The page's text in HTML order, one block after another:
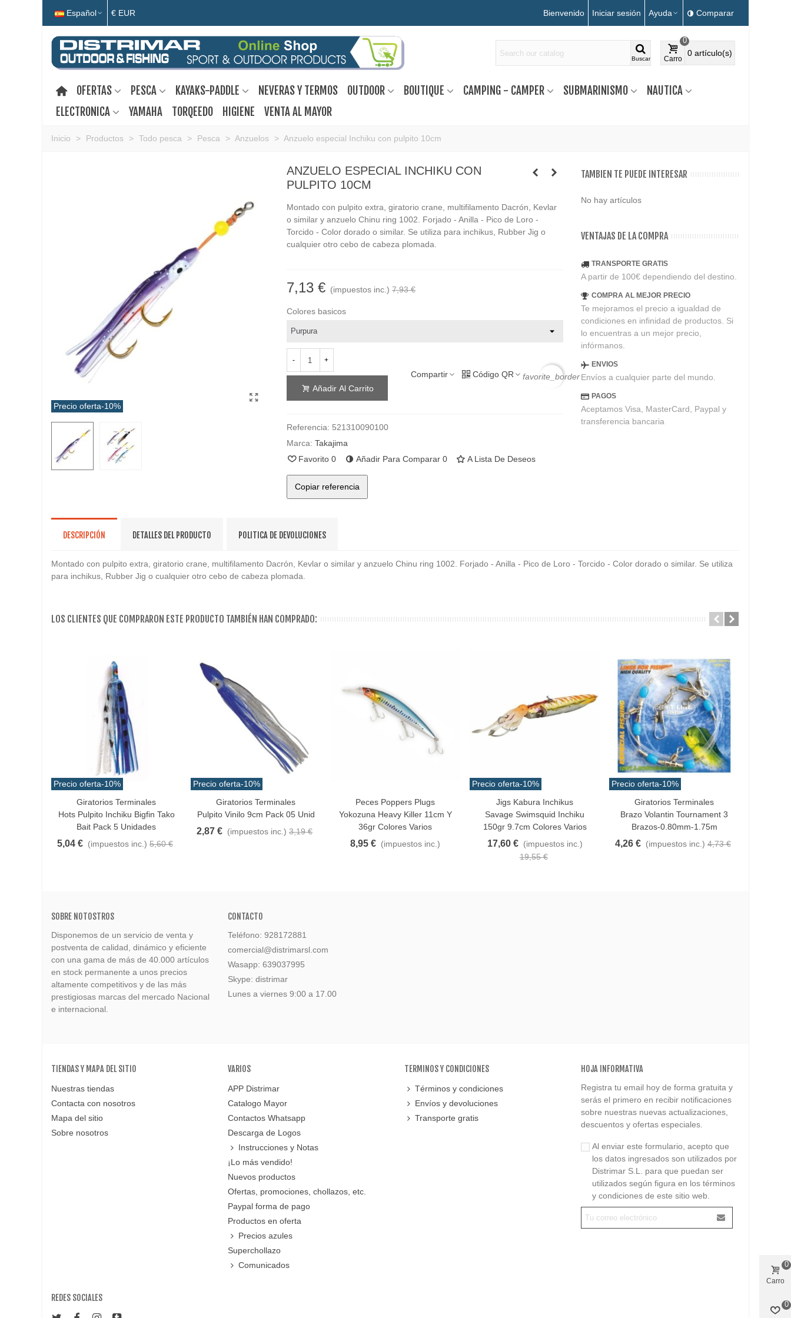
Español € EUR Bienvenido Iniciar sesión Ayuda Comparar
Buscar Carro
0
0 artículo(s)
OFERTAS PESCA KAYAKS-PADDLE NEVERAS Y TERMOS OUTDOOR BOUTIQUE CAMPING - CAMPER SUBMARINISMO
NAUTICA
ELECTRONICA
YAMAHA TORQEEDO HIGIENE VENTA AL MAYOR
Inicio > Productos > Todo pesca > Pesca > Anzuelos > Anzuelo especial Inchiku con pulpito 10cm
Precio oferta-10%
ANZUELO ESPECIAL INCHIKU CON
PULPITO 10CM
Montado con pulpito extra, giratorio crane, multifilamento Dacrón, Kevlar
o similar y anzuelo Chinu ring 1002. Forjado - Anilla - Pico de Loro -
Torcido - Color dorado o similar. Se utiliza para inchikus, Rubber Jig o
cualquier otro cebo de cabeza plomada.
7,13 € (impuestos inc.) 7,93 €
Colores basicos
- +
Añadir Al Carrito
Compartir Código QR favorite_border
Referencia: 521310090100
Marca: Takajima
Favorito 0 Añadir Para Comparar 0 A Lista De Deseos
Copiar referencia
TAMBIEN TE PUEDE INTERESAR
No hay artículos
VENTAJAS DE LA COMPRA
TRANSPORTE GRATIS
A partir de 100€ dependiendo del destino.
COMPRA AL MEJOR PRECIO
Te mejoramos el precio a igualdad de
condiciones en infinidad de productos. Si
lo encuentras a un mejor precio,
infórmanos.
ENVIOS
Envíos a cualquier parte del mundo.
PAGOS
Aceptamos Visa, MasterCard, Paypal y
transferencia bancaria
DESCRIPCIÓN DETALLES DEL PRODUCTO POLITICA DE DEVOLUCIONES
Montado con pulpito extra, giratorio crane, multifilamento Dacrón, Kevlar o similar y anzuelo Chinu ring 1002. Forjado - Anilla - Pico de Loro - Torcido - Color dorado o similar. Se utiliza
para inchikus, Rubber Jig o cualquier otro cebo de cabeza plomada.
LOS CLIENTES QUE COMPRARON ESTE PRODUCTO TAMBIÉN HAN COMPRADO:
Precio oferta-10%
Favorito
Giratorios Terminales
Hots Pulpito Inchiku Bigfin Tako
Bait Pack 5 Unidades
5,04 € (impuestos inc.) 5,60 €
Precio oferta-10%
Favorito
Giratorios Terminales
Pulpito Vinilo 9cm Pack 05 Unid
2,87 € (impuestos inc.) 3,19 €
Favorito
Peces Poppers Plugs
Yokozuna Heavy Killer 11cm Y
36gr Colores Varios
8,95 € (impuestos inc.)
Precio oferta-10%
Favorito
Jigs Kabura Inchikus
Savage Swimsquid Inchiku
150gr 9.7cm Colores Varios
17,60 € (impuestos inc.)
19,55 €
Precio oferta-10%
Añadir Al Carrito
Giratorios Terminales
Brazo Volantin Tournament 3
Brazos-0.80mm-1.75m
4,26 € (impuestos inc.) 4,73 €
SOBRE NOTOSTROS
Disponemos de un servicio de venta y
postventa de calidad, dinámico y eficiente
con una gama de más de 40.000 artículos
en stock permanente a unos precios
altamente competitivos y de las más
prestigiosas marcas del mercado Nacional
e internacional.
CONTACTO
Teléfono: 928172881
comercial@distrimarsl.com
Wasapp: 639037995
Skype: distrimar
Lunes a viernes 9:00 a 17.00
TIENDAS Y MAPA DEL SITIO
Nuestras tiendas
Contacta con nosotros
Mapa del sitio
Sobre nosotros
VARIOS
APP Distrimar
Catalogo Mayor
Contactos Whatsapp
Descarga de Logos
Instrucciones y Notas
¡Lo más vendido!
Nuevos productos
Ofertas, promociones, chollazos, etc.
Paypal forma de pago
Productos en oferta
Precios azules
Superchollazo
Comunicados
TERMINOS Y CONDICIONES
Términos y condiciones
Envíos y devoluciones
Transporte gratis
HOJA INFORMATIVA
Registra tu email hoy de forma gratuita y
serás el primero en recibir notificaciones
sobre nuestras nuevas actualizaciones,
descuentos y ofertas especiales.
Al enviar este formulario, acepto que
los datos ingresados son utilizados por
Distrimar S.L. para que puedan ser
utilizados según figura en los términos
y condiciones de este sitio web.
REDES SOCIALES
Carro
0
0